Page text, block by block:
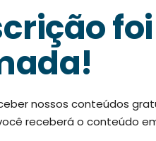
foi
nossos conteúdos
receberá o conteúdo